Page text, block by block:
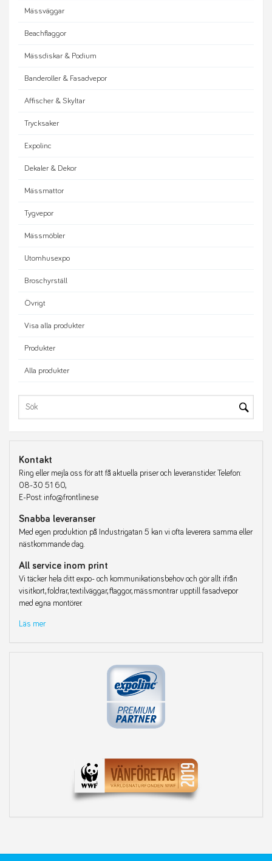
Mässväggar
Beachflaggor
Mässdiskar & Podium
Banderoller & Fasadvepor
Affischer & Skyltar
Trycksaker
Expolinc
Dekaler & Dekor
Mässmattor
Tygvepor
Mässmöbler
Utomhusexpo
Broschyrställ
Övrigt
Visa alla produkter
Produkter
Alla produkter
Kontakt
Ring eller mejla oss för att få aktuella priser och leveranstider. Telefon:
08-30 51 60,
E-Post: info@frontline.se
Snabba leveranser
Med egen produktion på Industrigatan 5 kan vi ofta leverera samma eller
nästkommande dag.
All service inom print
Vi täcker hela ditt expo- och kommunikationsbehov och gör allt ifrån
visitkort, foldrar, textilväggar, flaggor, mässmontrar upptill fasadvepor
med egna montörer.
Läs mer